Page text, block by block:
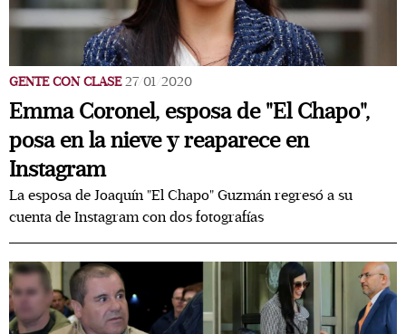
GENTE CON CLASE 27/01/2020
Emma Coronel, esposa de "El Chapo",
posa en la nieve y reaparece en
Instagram
La esposa de Joaquín "El Chapo" Guzmán regresó a su
cuenta de Instagram con dos fotografías